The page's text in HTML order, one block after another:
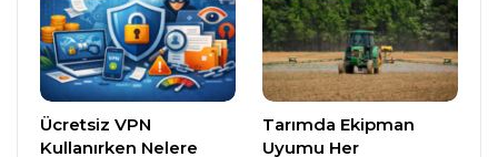
Ücretsiz VPN
Kullanırken Nelere
Tarımda Ekipman
Uyumu Her